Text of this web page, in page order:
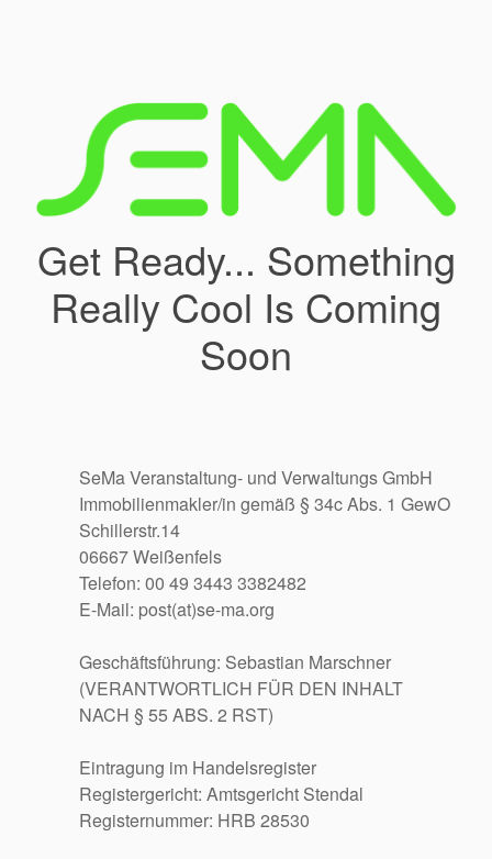
Get Ready... Something
Really Cool Is Coming
Soon
SeMa Veranstaltung- und Verwaltungs GmbH
Immobilienmakler/in gemäß § 34c Abs. 1 GewO
Schillerstr.14
06667 Weißenfels
Telefon: 00 49 3443 3382482
E-Mail: post(at)se-ma.org
Geschäftsführung: Sebastian Marschner
(VERANTWORTLICH FÜR DEN INHALT
NACH § 55 ABS. 2 RST)
Eintragung im Handelsregister
Registergericht: Amtsgericht Stendal
Registernummer: HRB 28530